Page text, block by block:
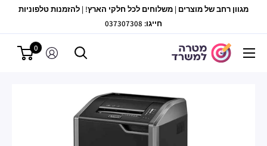
מגוון רחב של מוצרים | משלוחים לכל חלקי הארץ! | להזמנות טלפוניות
חייגו: 037307308
מטרה
0